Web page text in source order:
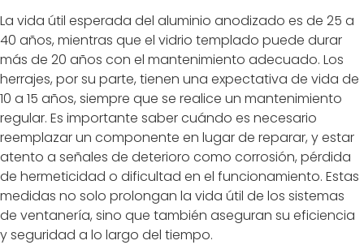
La vida útil esperada del aluminio anodizado es de 25 a
40 años, mientras que el vidrio templado puede durar
más de 20 años con el mantenimiento adecuado. Los
herrajes, por su parte, tienen una expectativa de vida de
10 a 15 años, siempre que se realice un mantenimiento
regular. Es importante saber cuándo es necesario
reemplazar un componente en lugar de reparar, y estar
atento a señales de deterioro como corrosión, pérdida
de hermeticidad o dificultad en el funcionamiento. Estas
medidas no solo prolongan la vida útil de los sistemas
de ventanería, sino que también aseguran su eficiencia
y seguridad a lo largo del tiempo.